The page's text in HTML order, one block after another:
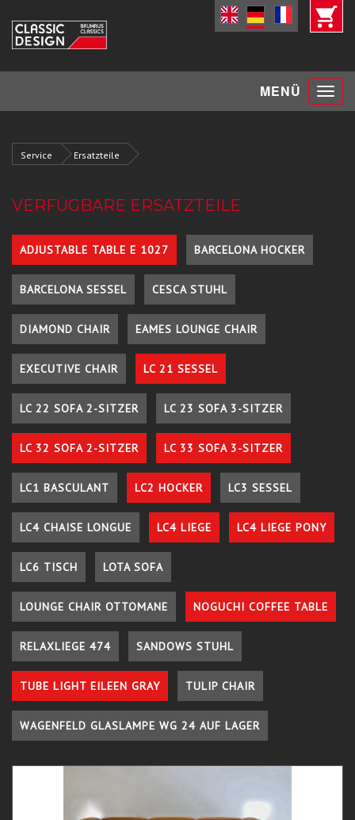
MENÜ Toggle
Service Ersatzteile
VERFÜGBARE ERSATZTEILE
ADJUSTABLE TABLE E 1027 BARCELONA HOCKER
BARCELONA SESSEL CESCA STUHL
DIAMOND CHAIR EAMES LOUNGE CHAIR
EXECUTIVE CHAIR LC 21 SESSEL
LC 22 SOFA 2-SITZER LC 23 SOFA 3-SITZER
LC 32 SOFA 2-SITZER LC 33 SOFA 3-SITZER
LC1 BASCULANT LC2 HOCKER LC3 SESSEL
LC4 CHAISE LONGUE LC4 LIEGE LC4 LIEGE PONY
LC6 TISCH LOTA SOFA
LOUNGE CHAIR OTTOMANE NOGUCHI COFFEE TABLE
RELAXLIEGE 474 SANDOWS STUHL
TUBE LIGHT EILEEN GRAY TULIP CHAIR
WAGENFELD GLASLAMPE WG 24 AUF LAGER